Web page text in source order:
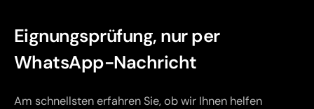
Eignungsprüfung, nur per
WhatsApp-Nachricht
Am schnellsten erfahren Sie, ob wir Ihnen helfen